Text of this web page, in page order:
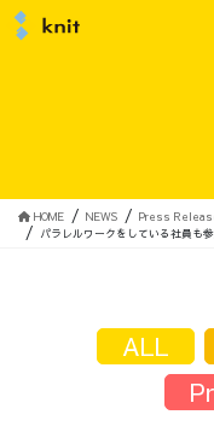
HOME NEWS
Press
パラレルワークをしている社員も
ALL